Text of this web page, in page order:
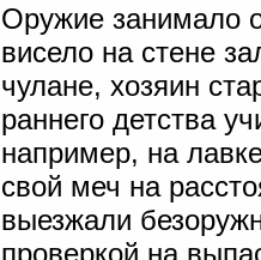
Оружие занимало
висело на стене
чулане, хозяин
раннего детства
например, на
свой меч на
выезжали
проверкой на